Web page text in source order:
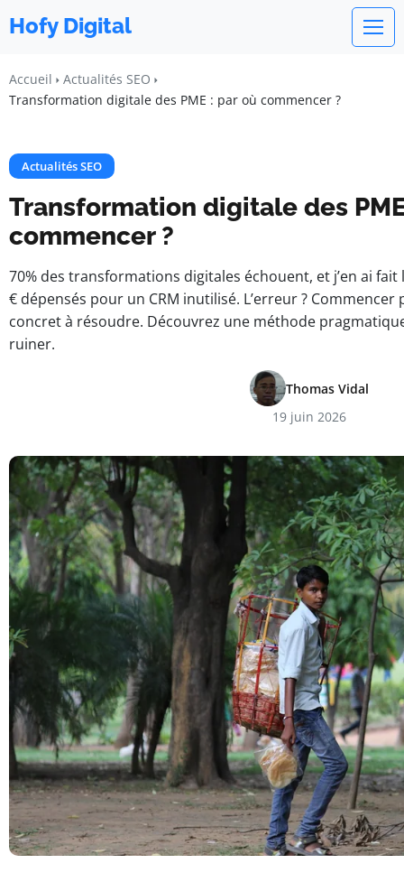
Hofy Digital
Accueil
Actualités SEO
Transformation digitale des PME : par où commencer ?
Actualités SEO
Transformation digitale des
commencer ?
70% des transformations digitales échouent, et j’en ai fait
€ dépensés pour un CRM inutilisé. L’erreur ?
concret à résoudre. Découvrez une méthode
ruiner.
Thomas Vidal
19 juin 2026